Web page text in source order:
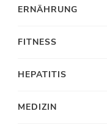
ERNÄHRUNG
FITNESS
HEPATITIS
MEDIZIN